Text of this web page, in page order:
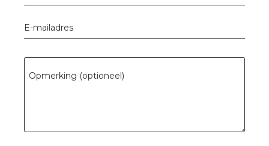
E-mailadres
Opmerking (optioneel)